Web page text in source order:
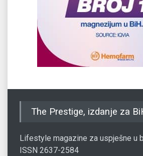
The Prestige, izdanje za
Lifestyle magazine za uspješne u
ISSN 2637-2584